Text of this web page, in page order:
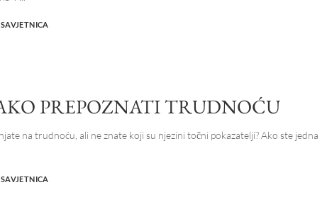
SAVJETNICA
PREPOZNATI TRUDNOĆU
na trudnoću, ali ne znate koji su njezini točni pokazatelji? Ako ste jedna
SAVJETNICA